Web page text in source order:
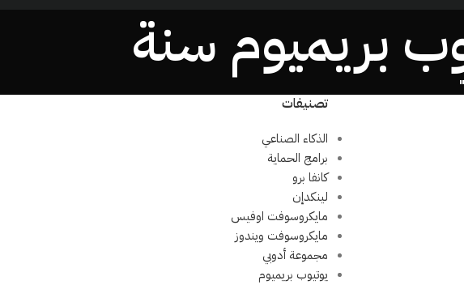
تصنيفات
الذكاء الصناعي
برامج الحماية
كانفا برو
لينكدإن
مايكروسوفت اوفيس
مايكروسوفت ويندوز
مجموعة أدوبي
يوتيوب بريميوم